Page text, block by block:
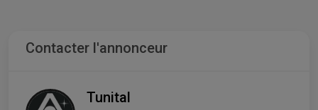
Contacter l'annonceur
Tunital